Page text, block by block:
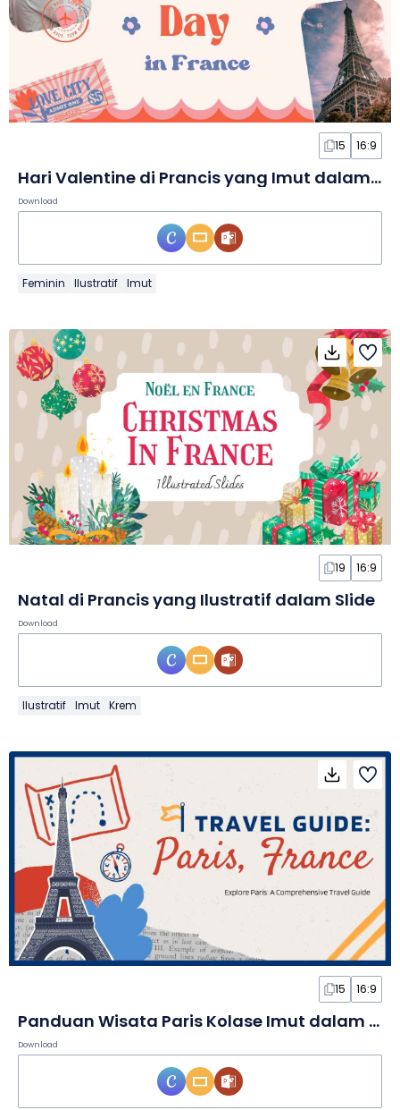
15 16:9
Hari Valentine di Prancis yang Imut dalam Slide
Download
Feminin Ilustratif Imut
19 16:9
Natal di Prancis yang Ilustratif dalam Slide
Download
Ilustratif Imut Krem
15 16:9
Panduan Wisata Paris Kolase Imut dalam Slide
Download